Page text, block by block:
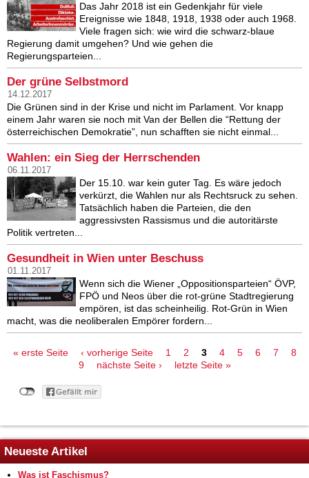
Das Jahr 2018 ist ein Gedenkjahr für viele
Ereignisse wie 1848, 1918, 1938 oder auch 1968.
Viele fragen sich: wie wird die schwarz-blaue
Regierung damit umgehen? Und wie gehen die
Regierungsparteien...
Der grüne Selbstmord
14.12.2017
Die Grünen sind in der Krise und nicht im Parlament. Vor knapp
einem Jahr waren sie noch mit Van der Bellen die “Rettung der
österreichischen Demokratie”, nun schafften sie nicht einmal...
Wahlen: ein Sieg der Herrschenden
06.11.2017
Der 15.10. war kein guter Tag. Es wäre jedoch
verkürzt, die Wahlen nur als Rechtsruck zu sehen.
Tatsächlich haben die Parteien, die den
aggressivsten Rassismus und die autoritärste
Politik vertreten...
Gesundheit in Wien unter Beschuss
01.11.2017
Wenn sich die Wiener „Oppositionsparteien“ ÖVP,
FPÖ und Neos über die rot-grüne Stadtregierung
empören, ist das scheinheilig. Rot-Grün in Wien
macht, was die neoliberalen Empörer fordern...
Seiten
« erste Seite ‹ vorherige Seite 1 2 3 4 5 6 7
8
9
nächste Seite › letzte Seite »
Neueste Artikel
Was ist Faschismus?